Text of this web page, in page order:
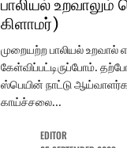
பாலியல் உறவாலும்
கிளாமர்)
முறையற்ற பாலியல்
கேள்விப்பட்டிருப்போம்.
ஸ்பெயின் நாட்டு ஆய்வாளர்கள்
காய்ச்சலை...
EDITOR